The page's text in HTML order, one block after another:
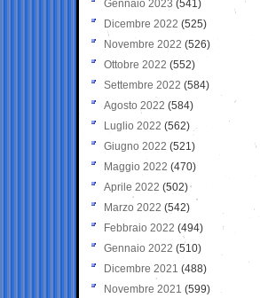
Gennaio 2023 (541)
Dicembre 2022 (525)
Novembre 2022 (526)
Ottobre 2022 (552)
Settembre 2022 (584)
Agosto 2022 (584)
Luglio 2022 (562)
Giugno 2022 (521)
Maggio 2022 (470)
Aprile 2022 (502)
Marzo 2022 (542)
Febbraio 2022 (494)
Gennaio 2022 (510)
Dicembre 2021 (488)
Novembre 2021 (599)